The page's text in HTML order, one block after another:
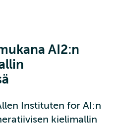
AI2:n
Instituten for AI:n
kielimallin